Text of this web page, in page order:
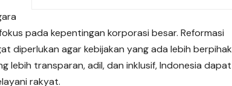
pada kepentingan korporasi besar. Reformasi
diperlukan agar kebijakan yang ada lebih berpihak
lebih transparan, adil, dan inklusif, Indonesia dapat
rakyat.